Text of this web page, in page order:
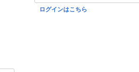
ログインはこちら